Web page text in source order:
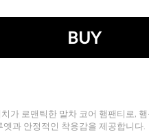
BUY
가 로맨틱한 말차 코어 햄팬티로,
과 안정적인 착용감을 제공합니다.